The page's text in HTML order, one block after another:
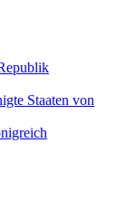
Staaten von